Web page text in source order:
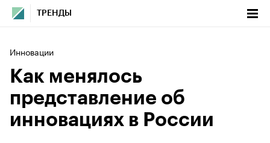
ТРЕНДЫ
Инновации
Как менялось
представление об
инновациях в России